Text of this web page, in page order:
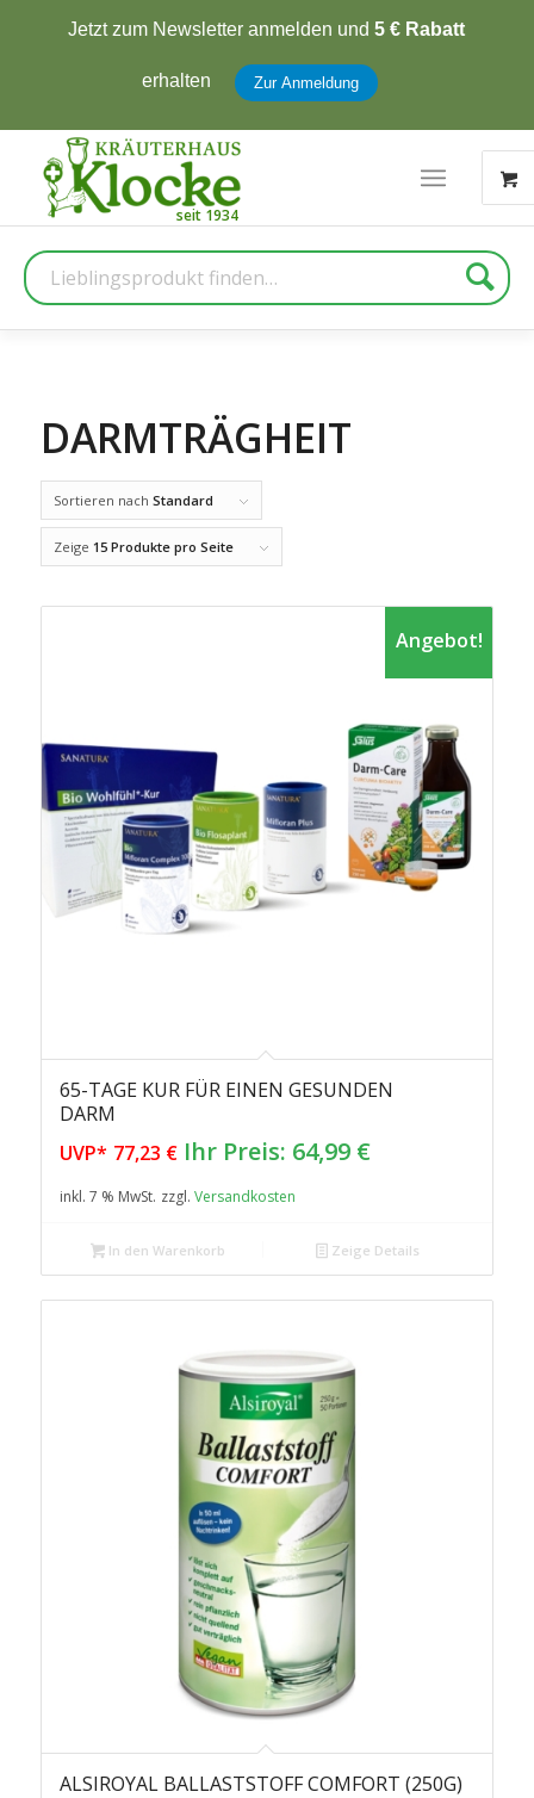
Jetzt zum Newsletter anmelden und5 € Rabatt
erhalten Zur Anmeldung
Suche
DARMTRÄGHEIT
Sortieren nach Standard
Zeige 15 Produkte pro Seite
65-TAGE KUR FÜR EINEN GESUNDEN
DARM
UVP* 77,23 € Ursprünglicher
war:
Ihr Preis: 64,99 €Aktueller
Angebot!
inkl. 7 % MwSt. zzgl. Versandkosten
In den Warenkorb Zeige Details
ALSIROYAL BALLASTSTOFF COMFORT (250G)